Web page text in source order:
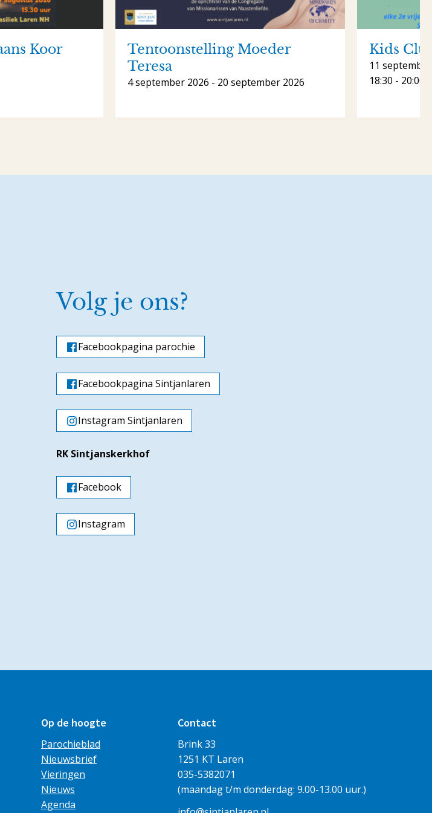
Koor
Tentoonstelling Moeder
Teresa
4 september 2026 - 20 september 2026
Kids
11
18:30 - 20:00
Volg je ons?
Facebookpagina parochie
Facebookpagina Sintjanlaren
Instagram Sintjanlaren
RK Sintjanskerkhof
Facebook
Instagram
Op de hoogte
Parochieblad
Nieuwsbrief
Vieringen
Nieuws
Agenda
Contact
Brink 33
1251 KT Laren
035-5382071
(maandag t/m donderdag: 9.00-13.00 uur.)